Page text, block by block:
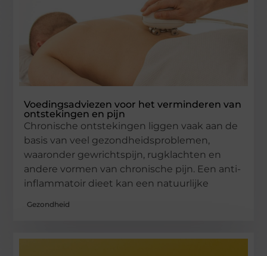
Voedingsadviezen voor het verminderen van
ontstekingen en pijn
Chronische ontstekingen liggen vaak aan de
basis van veel gezondheidsproblemen,
waaronder gewrichtspijn, rugklachten en
andere vormen van chronische pijn. Een anti-
inflammatoir dieet kan een natuurlijke
Gezondheid